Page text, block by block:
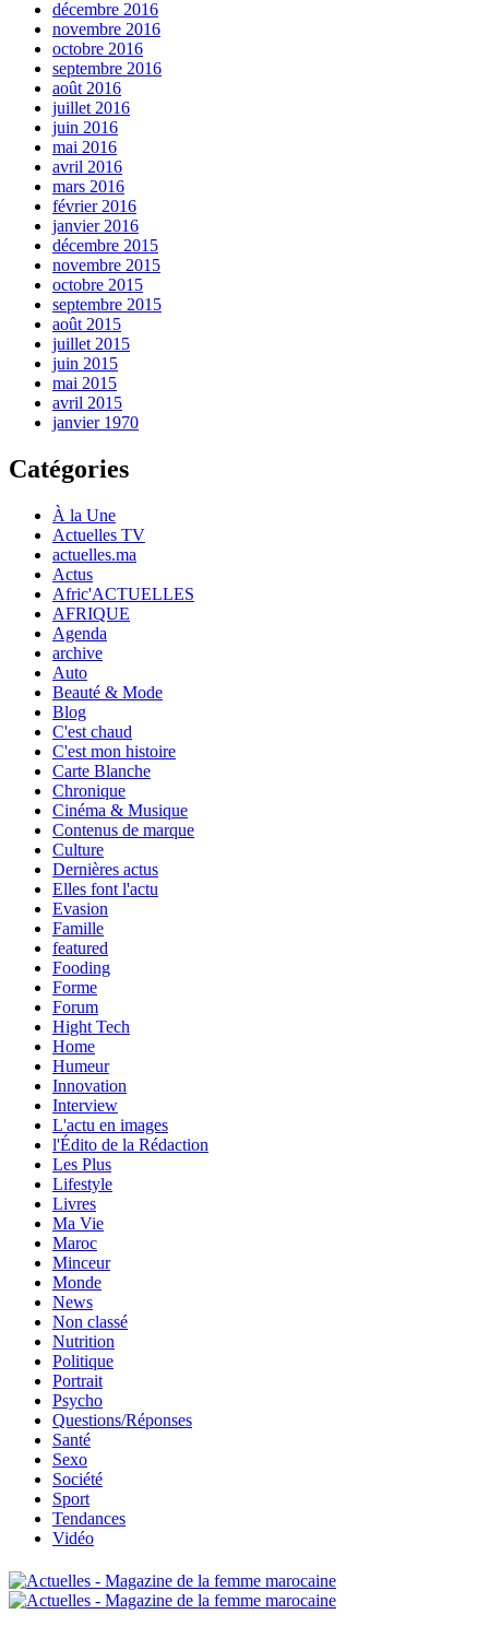
décembre 2016
novembre 2016
octobre 2016
septembre 2016
août 2016
juillet 2016
juin 2016
mai 2016
avril 2016
mars 2016
février 2016
janvier 2016
décembre 2015
novembre 2015
octobre 2015
septembre 2015
août 2015
juillet 2015
juin 2015
mai 2015
avril 2015
janvier 1970
Catégories
À la Une
Actuelles TV
actuelles.ma
Actus
Afric'ACTUELLES
AFRIQUE
Agenda
archive
Auto
Beauté & Mode
Blog
C'est chaud
C'est mon histoire
Carte Blanche
Chronique
Cinéma & Musique
Contenus de marque
Culture
Dernières actus
Elles font l'actu
Evasion
Famille
featured
Fooding
Forme
Forum
Hight Tech
Home
Humeur
Innovation
Interview
L'actu en images
l'Édito de la Rédaction
Les Plus
Lifestyle
Livres
Ma Vie
Maroc
Minceur
Monde
News
Non classé
Nutrition
Politique
Portrait
Psycho
Questions/Réponses
Santé
Sexo
Société
Sport
Tendances
Vidéo